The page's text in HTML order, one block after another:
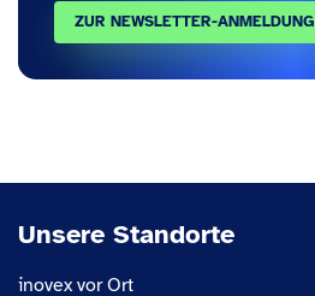
ZUR NEWSLETTER-ANMELDUNG
Unsere Standorte
inovex vor Ort